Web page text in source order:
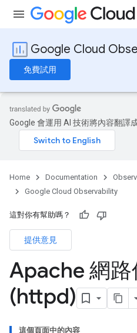
Google Cloud
免費試用
Google 會運用 AI 技術將內容翻譯
Home Documentation
Google Cloud Observability
這對你有幫助嗎？
提供意見
Apache 網路
(httpd)
這個頁面中的內容